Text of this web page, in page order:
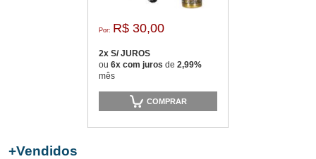
Por: R$ 30,00
2x S/ JUROS
ou 6x com juros de 2,99%
mês
COMPRAR
+Vendidos